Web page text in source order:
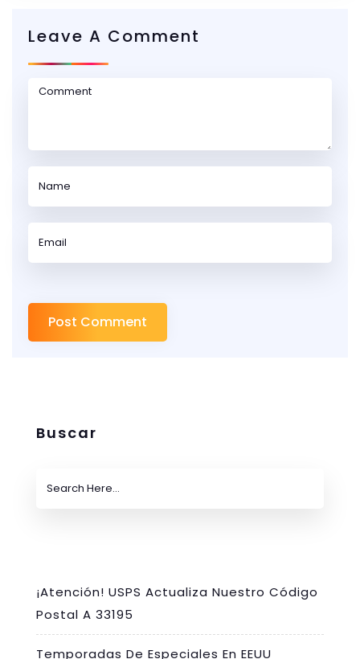
Leave A Comment
Buscar
¡Atención! USPS Actualiza Nuestro Código
Postal A 33195
Temporadas De Especiales En EEUU